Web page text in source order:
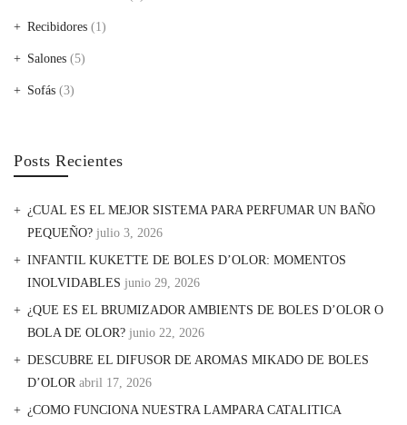
Recibidores (1)
Salones (5)
Sofás (3)
Posts Recientes
¿CUAL ES EL MEJOR SISTEMA PARA PERFUMAR UN BAÑO
PEQUEÑO? julio 3, 2026
INFANTIL KUKETTE DE BOLES D’OLOR: MOMENTOS
INOLVIDABLES junio 29, 2026
¿QUE ES EL BRUMIZADOR AMBIENTS DE BOLES D’OLOR O
BOLA DE OLOR? junio 22, 2026
DESCUBRE EL DIFUSOR DE AROMAS MIKADO DE BOLES
D’OLOR abril 17, 2026
¿COMO FUNCIONA NUESTRA LAMPARA CATALITICA